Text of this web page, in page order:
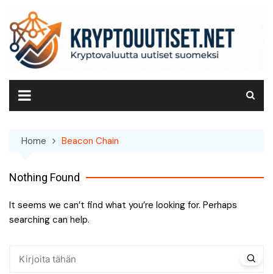
content
Home Beacon Chain
Nothing Found
It seems we can’t find what you’re looking for. Perhaps
searching can help.